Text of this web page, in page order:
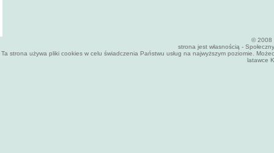
© 2008
strona jest własnością -
Ta strona używa pliki cookies w celu świadczenia Państwu usług na najwyższym poziomie.
latawce